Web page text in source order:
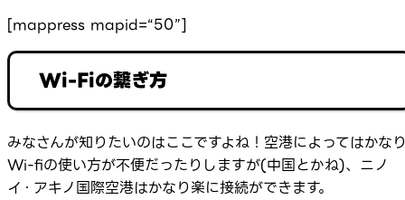
[mappress mapid=“50”]
Wi-Fiの繋ぎ方
みなさんが知りたいのはここですよね！空港によってはかな
Wi-fiの使い方が不便だったりしますが(中国とかね)、ニノ
イ・アキノ国際空港はかなり楽に接続ができます。